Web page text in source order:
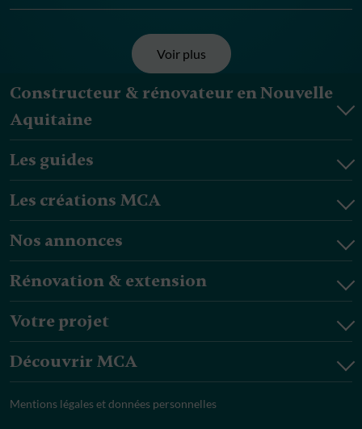
Voir plus
Constructeur & rénovateur en Nouvelle
Aquitaine
Les guides
Les créations MCA
Nos annonces
Rénovation & extension
Votre projet
Découvrir MCA
Mentions légales et données personnelles